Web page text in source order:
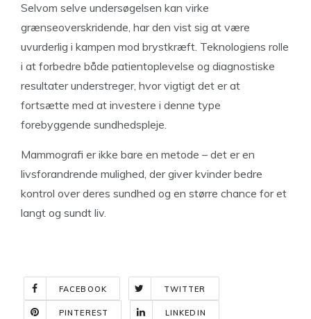
Selvom selve undersøgelsen kan virke
grænseoverskridende, har den vist sig at være
uvurderlig i kampen mod brystkræft. Teknologiens rolle
i at forbedre både patientoplevelse og diagnostiske
resultater understreger, hvor vigtigt det er at
fortsætte med at investere i denne type
forebyggende sundhedspleje.
Mammografi er ikke bare en metode – det er en
livsforandrende mulighed, der giver kvinder bedre
kontrol over deres sundhed og en større chance for et
langt og sundt liv.
FACEBOOK TWITTER
PINTEREST LINKEDIN